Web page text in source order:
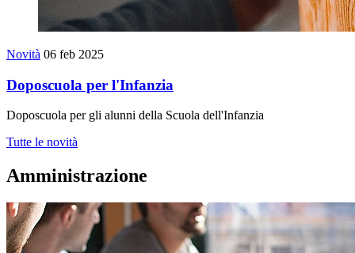
Novità 06 feb 2025
Doposcuola per l'Infanzia
Doposcuola per gli alunni della Scuola dell'Infanzia
Tutte le novità
Amministrazione